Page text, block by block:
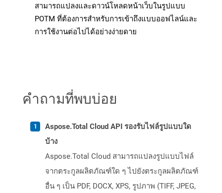
สามารถแปลงและดาวน์โหลดหน้าเว็บในรูปแบบ
POTM ที่ต้องการสำหรับการเข้าถึงแบบออฟไลน์และ
การใช้งานต่อไปได้อย่างง่ายดาย
คำถามที่พบบ่อย
Aspose.Total Cloud API รองรับไฟล์รูปแบบใด
บ้าง
Aspose.Total Cloud สามารถแปลงรูปแบบไฟล์
จากตระกูลผลิตภัณฑ์ใด ๆ ไปยังตระกูลผลิตภัณฑ์
อื่น ๆ เป็น PDF, DOCX, XPS, รูปภาพ (TIFF, JPEG,